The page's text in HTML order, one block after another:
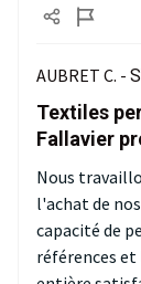
AUBRET C. -
Textiles
Fallavier
Nous
l'achat de
capacité de
références